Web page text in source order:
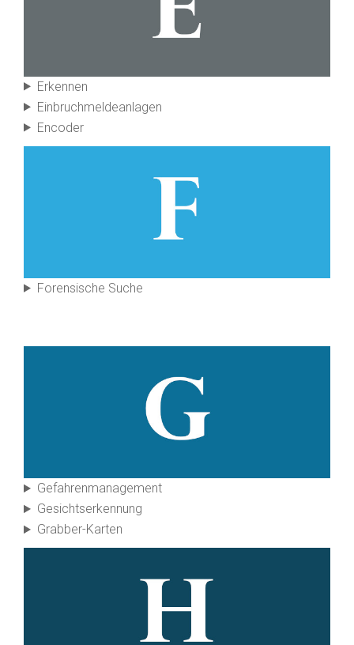
Erkennen
Einbruch­melde­anlagen
Encoder
Forensische Suche
Gefahren­management
Gesichts­erkennung
Grabber-Karten